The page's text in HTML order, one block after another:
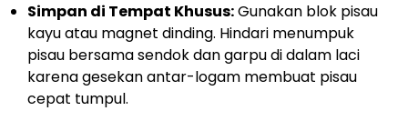
Simpan di Tempat Khusus:Gunakan blok pisau
kayu atau magnet dinding. Hindari menumpuk
pisau bersama sendok dan garpu di dalam laci
karena gesekan antar-logam membuat pisau
cepat tumpul.